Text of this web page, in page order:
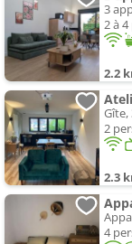
3
2 à
2.2
Gîte,
2
2.3
4